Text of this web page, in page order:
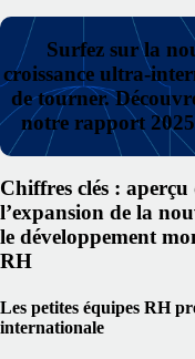
Surfez sur la
croissance ultra-
de tourner.
notre rapport
Chiffres clés : aperçu
l’expansion de la
le développement
RH
Les petites équipes RH
internationale